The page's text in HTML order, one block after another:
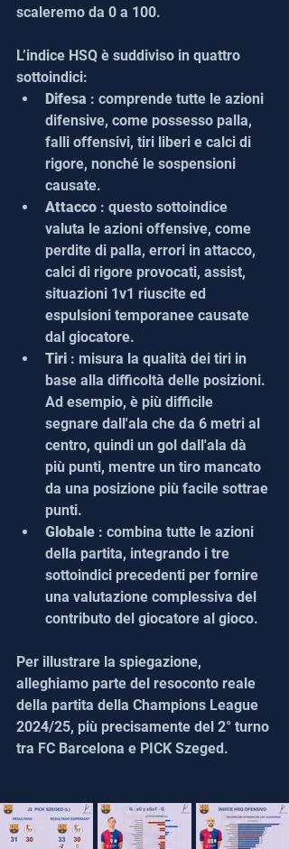
scaleremo da 0 a 100.
L’indice HSQ è suddiviso in quattro
sottoindici:
Difesa : comprende tutte le azioni
difensive, come possesso palla,
falli offensivi, tiri liberi e calci di
rigore, nonché le sospensioni
causate.
Attacco : questo sottoindice
valuta le azioni offensive, come
perdite di palla, errori in attacco,
calci di rigore provocati, assist,
situazioni 1v1 riuscite ed
espulsioni temporanee causate
dal giocatore.
Tiri : misura la qualità dei tiri in
base alla difficoltà delle posizioni.
Ad esempio, è più difficile
segnare dall'ala che da 6 metri al
centro, quindi un gol dall'ala dà
più punti, mentre un tiro mancato
da una posizione più facile sottrae
punti.
Globale : combina tutte le azioni
della partita, integrando i tre
sottoindici precedenti per fornire
una valutazione complessiva del
contributo del giocatore al gioco.
Per illustrare la spiegazione,
alleghiamo parte del resoconto reale
della partita della Champions League
2024/25, più precisamente del 2° turno
tra FC Barcelona e PICK Szeged.